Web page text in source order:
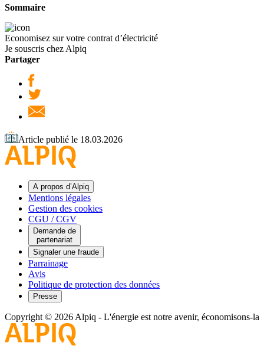
Sommaire
Economisez sur votre contrat d’électricité
Je souscris chez Alpiq
Partager
Article publié le 18.03.2026
A propos d’Alpiq
Mentions légales
Gestion des cookies
CGU / CGV
Demande de
partenariat
Signaler une fraude
Parrainage
Avis
Politique de protection des données
Presse
Copyright © 2026 Alpiq - L'énergie est notre avenir, économisons-la